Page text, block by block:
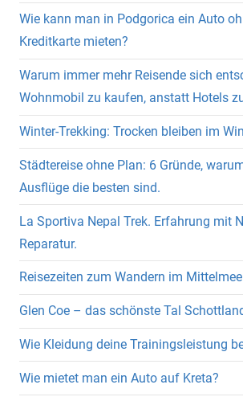
Wie kann man in Podgorica ein Auto
Kreditkarte mieten?
Warum immer mehr Reisende sich
Wohnmobil zu kaufen, anstatt Hotels
Winter-Trekking: Trocken bleiben im
Städtereise ohne Plan: 6 Gründe,
Ausflüge die besten sind.
La Sportiva Nepal Trek. Erfahrung mit
Reparatur.
Reisezeiten zum Wandern im
Glen Coe – das schönste Tal
Wie Kleidung deine Trainingsleistung
Wie mietet man ein Auto auf Kreta?